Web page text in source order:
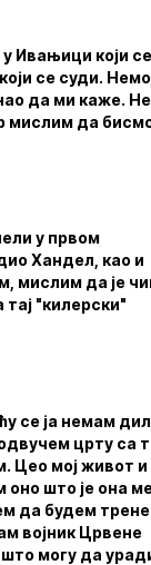
Ивањици који
се суди.
да ми каже.
мислим да бисмо
у првом
Хандел, као и
мислим да је
"килерски"
се ја немам
црту са
Цео мој живот и
што је она
да будем
војник Црвене
могу да